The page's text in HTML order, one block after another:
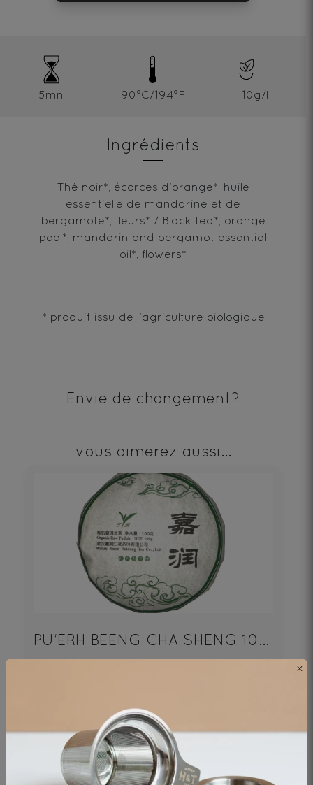
5mn 90°C/194°F 10g/l
Ingrédients
Thé noir*, écorces d'orange*, huile
essentielle de mandarine et de
bergamote*, fleurs* / Black tea*, orange
peel*, mandarin and bergamot essential
oil*, flowers*
* produit issu de l'agriculture biologique
Envie de changement?
vous aimerez aussi...
19€
DÉCOUVRIR
×